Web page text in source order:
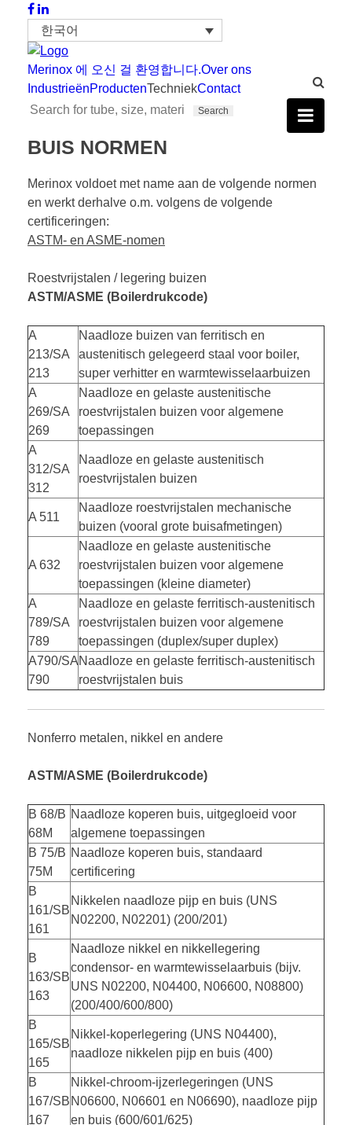
한국어
Merinox 에 오신 걸 환영합니다.Over ons
IndustrieënProductenTechniekContact
BUIS NORMEN
Merinox voldoet met name aan de volgende normen
en werkt derhalve o.m. volgens de volgende
certificeringen:
ASTM- en ASME-nomen
Roestvrijstalen /legering buizen
ASTM/ASME (Boilerdrukcode)
A
213/SA
213
Naadloze buizen van ferritisch en
austenitisch gelegeerd staal voor boiler,
super verhitter en warmtewisselaarbuizen
A
269/SA
269
Naadloze en gelaste austenitische
roestvrijstalen buizen voor algemene
toepassingen
A
312/SA
312
Naadloze en gelaste austenitisch
roestvrijstalen buizen
A 511
Naadloze roestvrijstalen mechanische
buizen (vooral grote buisafmetingen)
A 632
Naadloze en gelaste austenitische
roestvrijstalen buizen voor algemene
toepassingen (kleine diameter)
A
789/SA
789
Naadloze en gelaste ferritisch-austenitisch
roestvrijstalen buizen voor algemene
toepassingen (duplex/super duplex)
A790/SA
790
Naadloze en gelaste ferritisch-austenitisch
roestvrijstalen buis
Nonferro metalen, nikkel en andere
ASTM/ASME (Boilerdrukcode)
B 68/B
68M
Naadloze koperen buis, uitgegloeid voor
algemene toepassingen
B 75/B
75M
Naadloze koperen buis, standaard
certificering
B
161/SB
161
Nikkelen naadloze pijp en buis (UNS
N02200, N02201) (200/201)
B
163/SB
163
Naadloze nikkel en nikkellegering
condensor- en warmtewisselaarbuis (bijv.
UNS N02200, N04400, N06600, N08800)
(200/400/600/800)
B
165/SB
165
Nikkel-koperlegering (UNS N04400),
naadloze nikkelen pijp en buis (400)
B
167/SB
167
Nikkel-chroom-ijzerlegeringen (UNS
N06600, N06601 en N06690), naadloze pijp
en buis (600/601/625)